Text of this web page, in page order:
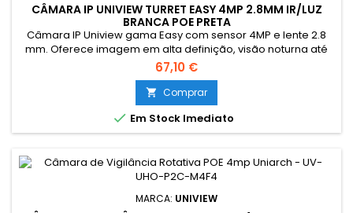
CÂMARA IP UNIVIEW TURRET EASY 4MP 2.8MM IR/LUZ
BRANCA POE PRETA
Câmara IP Uniview gama Easy com sensor 4MP e lente 2.8
mm. Oferece imagem em alta definição, visão noturna até
30 m (IR e luz branca), deteção inteligente UMD para
redução de falsos alarmes, áudio integrado e gravação
local em microSD até 512 GB. Compatível com ONVIF e
alimentação PoE.
67,10 €
 Comprar
 Em Stock Imediato
MARCA: UNIVIEW